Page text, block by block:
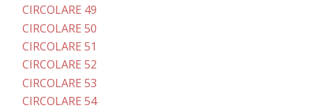
CIRCOLARE 49
CIRCOLARE 50
CIRCOLARE 51
CIRCOLARE 52
CIRCOLARE 53
CIRCOLARE 54